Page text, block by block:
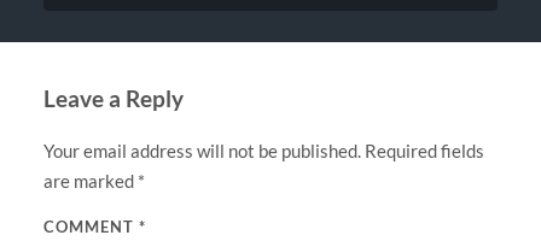
Leave a Reply
Your email address will not be published. Required fields
are marked *
COMMENT *